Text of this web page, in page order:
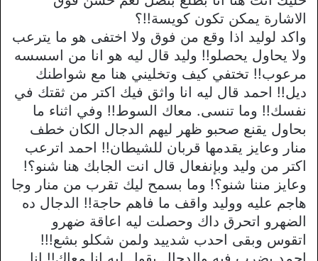
الاشارة يمكن تكون كويسة!!؟
واكد لوليد اذا وقع من فوق ولا اختفى هو ما يترعب
ولا يحاول يحصلو!! وليد قال ليه هو انا من اسسسه
مرعوب!! تختفي كيف وتخليني هنا مع شواطنك
ديل!! احمد قال ليه انا واثق فيك اكتر من ثقتك في
نفسك!! وما تنسى. معاك السوط!! وفي اثناء ما
بحاول يقنع صحبو ظهر ليهم الدجال الكان خطف
منار وعايز يقدمها قربان للشيطان!! احمد اترعب
اكتر من وليد وبإنفعال قال انت الجابك هنا شنو؟!
وعايز مننا شنو؟! وما بسمح ليك تقرب من منار وجا
هاجم عليه ووليد واقف ما فاهم حاجة!! الدجال ده
الضهرو اتحرق داك وحصلت ليه اعاقة ضهرو
اتقوس وبقى احدب شدييد ولمن شكلو بشع!!!